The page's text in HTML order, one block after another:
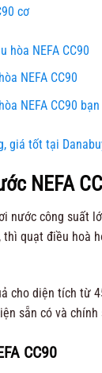
cơ
hòa NEFA CC90
NEFA CC90
NEFA CC90
giá tốt tại
NEFA
nước công suất
thì quạt điều hoà
cho diện tích từ
sẵn có và chính
CC90